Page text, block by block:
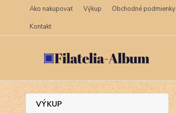
Ako nakupovať Výkup Obchodné podmienky
Kontakt
VÝKUP